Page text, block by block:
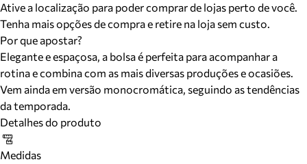
Ative a localização para poder comprar de lojas perto de você.
Tenha mais opções de compra e retire na loja sem custo.
Por que apostar?
Elegante e espaçosa, a bolsa é perfeita para acompanhar a
rotina e combina com as mais diversas produções e ocasiões.
Vem ainda em versão monocromática, seguindo as tendências
da temporada.
Detalhes do produto
Medidas